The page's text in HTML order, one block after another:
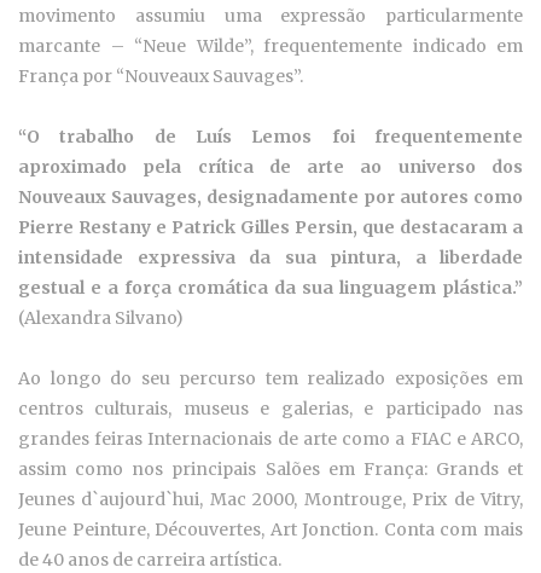
movimento assumiu uma expressão particularmente
marcante – “Neue Wilde”, frequentemente indicado em
França por “Nouveaux Sauvages”.
“O trabalho de Luís Lemos foi frequentemente
aproximado pela crítica de arte ao universo dos
Nouveaux Sauvages, designadamente por autores como
Pierre Restany e Patrick Gilles Persin, que destacaram a
intensidade expressiva da sua pintura, a liberdade
gestual e a força cromática da sua linguagem plástica.”
(Alexandra Silvano)
Ao longo do seu percurso tem realizado exposições em
centros culturais, museus e galerias, e participado nas
grandes feiras Internacionais de arte como a FIAC e ARCO,
assim como nos principais Salões em França: Grands et
Jeunes d`aujourd`hui, Mac 2000, Montrouge, Prix de Vitry,
Jeune Peinture, Découvertes, Art Jonction. Conta com mais
de 40 anos de carreira artística.